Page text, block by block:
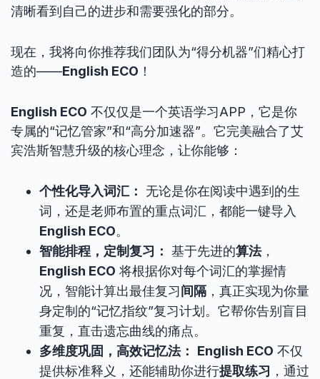
清晰看到自己的进步和需要强化的部分。
现在，我将向你推荐我们团队为“得分机器”们精心打
造的——English ECO ！
English ECO 不仅仅是一个英语学习APP，它是你
专属的“记忆管家”和“高分加速器”。它完美融合了艾
宾浩斯智慧升级的核心理念，让你能够：
个性化导入词汇：
无论是你在阅读中遇到的生
词，还是老师布置的重点词汇，都能一键导入
English ECO。
智能排程，定制复习： 基于先进的算法，
English ECO 将根据你对每个词汇的掌握情
况，智能计算出最佳复习间隔 ，真正实现为你量
身定制的“记忆指纹”复习计划。它帮你告别盲目
重复，直击遗忘曲线的痛点。
多维度巩固，高效记忆法：
English ECO 不仅
提供标准释义，还能辅助你进行提取练习 ，通过